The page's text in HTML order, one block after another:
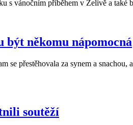
s vánočním příběhem v Želivě a také
být někomu nápomocná
přestěhovala za synem a
soutěží